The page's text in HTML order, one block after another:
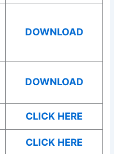
DOWNLOAD
DOWNLOAD
CLICK HERE
CLICK HERE